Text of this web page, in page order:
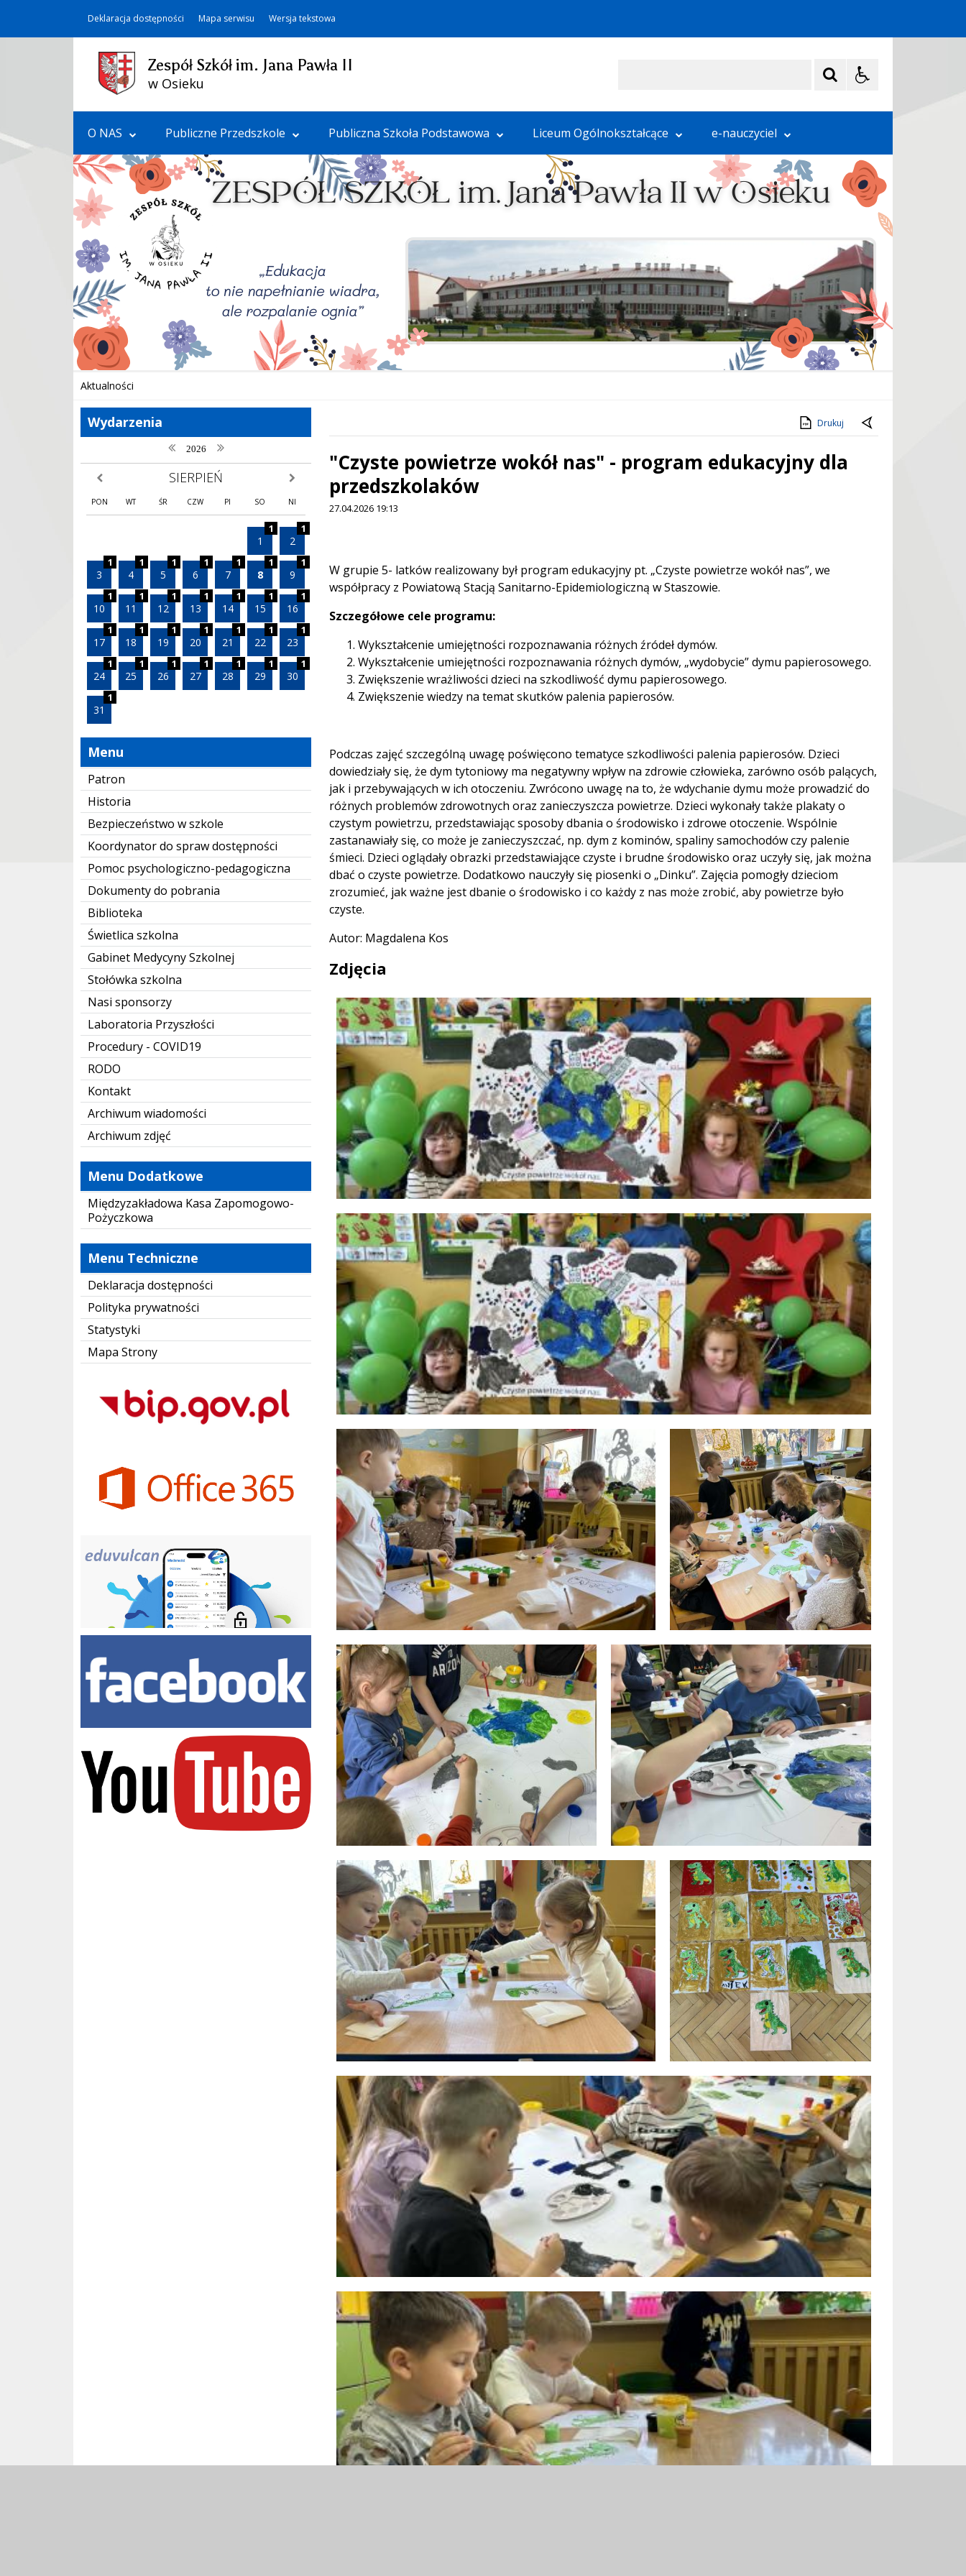
Deklaracja dostępności Mapa serwisu Wersja tekstowa
Zespół Szkół im. Jana Pawła II
w Osieku
O NAS Publiczne Przedszkole Publiczna Szkoła Podstawowa Liceum Ogólnokształcące e-nauczyciel
Aktualności
Wydarzenia
poprzedni rok
2026 następny rok
poprzedni miesiąc SIERPIEŃ następny miesiąc
PON WT ŚR CZW PI SO NI
1
1
2
1
3
1
4
1
5
1
6
1
7
1
8
1
9
1
10
1
11
1
12
1
13
1
14
1
15
1
16
1
17
1
18
1
19
1
20
1
21
1
22
1
23
1
24
1
25
1
26
1
27
1
28
1
29
1
30
1
31
1
Menu
Patron
Historia
Bezpieczeństwo w szkole
Koordynator do spraw dostępności
Pomoc psychologiczno-pedagogiczna
Dokumenty do pobrania
Biblioteka
Świetlica szkolna
Gabinet Medycyny Szkolnej
Stołówka szkolna
Nasi sponsorzy
Laboratoria Przyszłości
Procedury - COVID19
RODO
Kontakt
Archiwum wiadomości
Archiwum zdjęć
Menu Dodatkowe
Międzyzakładowa Kasa Zapomogowo-
Pożyczkowa
Menu Techniczne
Deklaracja dostępności
Polityka prywatności
Statystyki
Mapa Strony
Drukuj
"Czyste powietrze wokół nas" - program edukacyjny dla
przedszkolaków
27.04.2026 19:13
W grupie 5- latków realizowany był program edukacyjny pt. „Czyste powietrze wokół nas”, we
współpracy z Powiatową Stacją Sanitarno-Epidemiologiczną w Staszowie.
Szczegółowe cele programu:
Wykształcenie umiejętności rozpoznawania różnych źródeł dymów.
Wykształcenie umiejętności rozpoznawania różnych dymów, „wydobycie” dymu papierosowego.
Zwiększenie wrażliwości dzieci na szkodliwość dymu papierosowego.
Zwiększenie wiedzy na temat skutków palenia papierosów.
Podczas zajęć szczególną uwagę poświęcono tematyce szkodliwości palenia papierosów. Dzieci
dowiedziały się, że dym tytoniowy ma negatywny wpływ na zdrowie człowieka, zarówno osób palących,
jak i przebywających w ich otoczeniu. Zwrócono uwagę na to, że wdychanie dymu może prowadzić do
różnych problemów zdrowotnych oraz zanieczyszcza powietrze. Dzieci wykonały także plakaty o
czystym powietrzu, przedstawiając sposoby dbania o środowisko i zdrowe otoczenie. Wspólnie
zastanawiały się, co może je zanieczyszczać, np. dym z kominów, spaliny samochodów czy palenie
śmieci. Dzieci oglądały obrazki przedstawiające czyste i brudne środowisko oraz uczyły się, jak można
dbać o czyste powietrze. Dodatkowo nauczyły się piosenki o „Dinku”. Zajęcia pomogły dzieciom
zrozumieć, jak ważne jest dbanie o środowisko i co każdy z nas może zrobić, aby powietrze było
czyste.
Autor: Magdalena Kos
Zdjęcia